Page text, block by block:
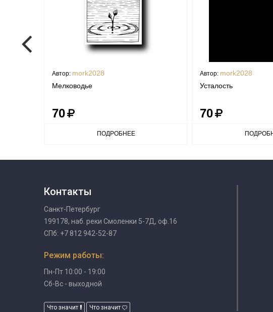
Автор: mork2028
Мелководье
70
ПОДРОБНЕЕ
Автор: mork2028
Усталость
70
Контакты
Санкт-Петербург
199178, наб. реки Смоленки 5-7Д, оф.16
СПб: +7 812 942-52-87
Режим работы:
Пн-Пт 10:00 - 19:00
Сб-Вс - выходной
Что значит Что значит